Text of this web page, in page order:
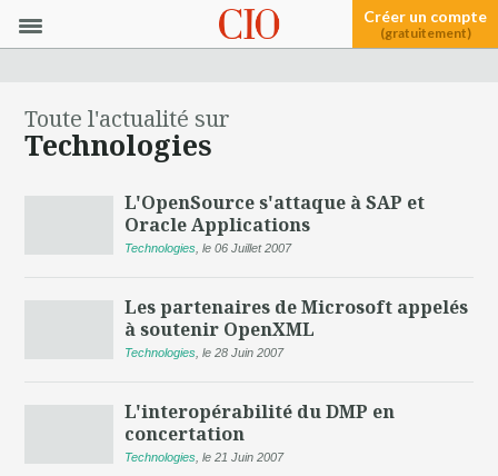
Créer un compte
(gratuitement)
Toute l'actualité sur
Technologies
L'OpenSource s'attaque à SAP et
Oracle Applications
Technologies ,le 06 Juillet 2007
Les partenaires de Microsoft appelés
à soutenir OpenXML
Technologies ,le 28 Juin 2007
L'interopérabilité du DMP en
concertation
Technologies ,le 21 Juin 2007